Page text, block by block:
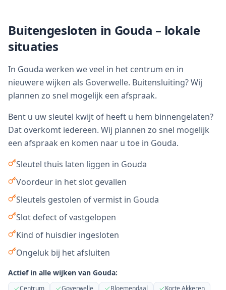
Buitengesloten in Gouda – lokale
situaties
In Gouda werken we veel in het centrum en in
nieuwere wijken als Goverwelle. Buitensluiting? Wij
plannen zo snel mogelijk een afspraak.
Bent u uw sleutel kwijt of heeft u hem binnengelaten?
Dat overkomt iedereen. Wij plannen zo snel mogelijk
een afspraak en komen naar u toe in Gouda.
Sleutel thuis laten liggen in Gouda
Voordeur in het slot gevallen
Sleutels gestolen of vermist in Gouda
Slot defect of vastgelopen
Kind of huisdier ingesloten
Ongeluk bij het afsluiten
Actief in alle wijken van Gouda:
Centrum Goverwelle Bloemendaal Korte Akkeren